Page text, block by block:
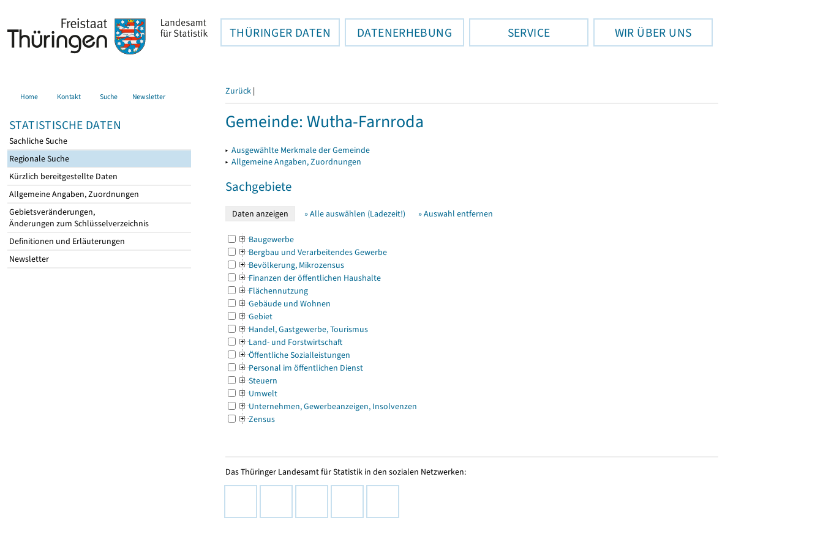
THÜRINGER DATEN DATENERHEBUNG SERVICE WIR ÜBER UNS
Home Kontakt Suche Newsletter
STATISTISCHE DATEN
Sachliche Suche
Regionale Suche
Kürzlich bereitgestellte Daten
Allgemeine Angaben, Zuordnungen
Gebietsveränderungen,
Änderungen zum Schlüsselverzeichnis
Definitionen und Erläuterungen
Newsletter
Zurück |
Gemeinde: Wutha-Farnroda
▸ Ausgewählte Merkmale der Gemeinde
▸ Allgemeine Angaben, Zuordnungen
Sachgebiete
» Alle auswählen (Ladezeit!) » Auswahl entfernen
Baugewerbe
Bergbau und Verarbeitendes Gewerbe
Bevölkerung, Mikrozensus
Finanzen der öffentlichen Haushalte
Flächennutzung
Gebäude und Wohnen
Gebiet
Handel, Gastgewerbe, Tourismus
Land- und Forstwirtschaft
Öffentliche Sozialleistungen
Personal im öffentlichen Dienst
Steuern
Umwelt
Unternehmen, Gewerbeanzeigen, Insolvenzen
Zensus
Das Thüringer Landesamt für Statistik in den sozialen Netzwerken: